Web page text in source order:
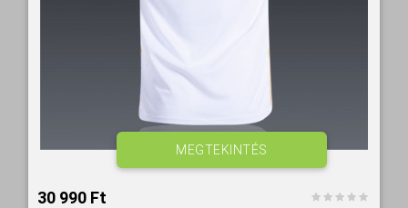
30 990 Ft‎
MEGTEKINTÉS